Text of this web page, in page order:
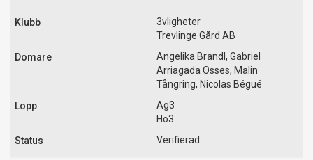
3vligheter
Trevlinge Gård AB
Angelika Brandl, Gabriel
Arriagada Osses, Malin
Tångring, Nicolas Bégué
Ag3
Ho3
Verifierad